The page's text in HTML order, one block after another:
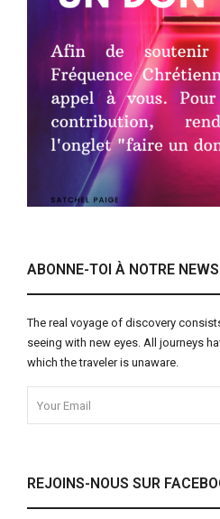
ABONNE-TOI À NOTRE
The real voyage of discovery
seeing with new eyes. All journeys
which the traveler is unaware.
REJOINS-NOUS SUR